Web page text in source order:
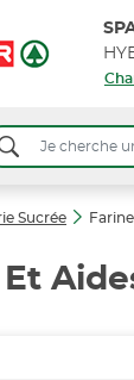
Sucrée
Et